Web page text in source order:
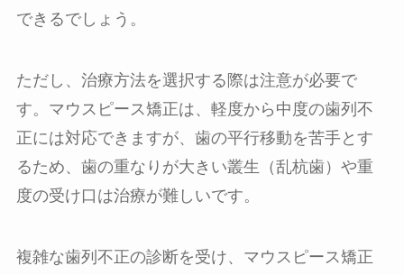
できるでしょう。
ただし、治療方法を選択する際は注意が必要で
す。マウスピース矯正は、軽度から中度の歯列不
正には対応できますが、歯の平行移動を苦手とす
るため、歯の重なりが大きい叢生（乱杭歯）や重
度の受け口は治療が難しいです。
複雑な歯列不正の診断を受け、マウスピース矯正